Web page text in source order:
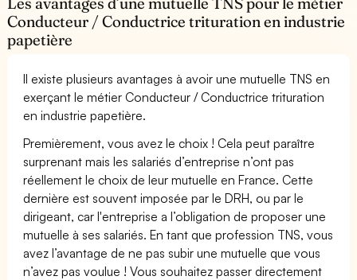
Conducteur / Conductrice trituration en industrie
papetière
Il existe plusieurs avantages à avoir une mutuelle TNS en
exerçant le métier Conducteur / Conductrice trituration
en industrie papetière.
Premièrement, vous avez le choix ! Cela peut paraître
surprenant mais les salariés d’entreprise n’ont pas
réellement le choix de leur mutuelle en France. Cette
dernière est souvent imposée par le DRH, ou par le
dirigeant, car l'entreprise a l’obligation de proposer une
mutuelle à ses salariés. En tant que profession TNS, vous
avez l’avantage de ne pas subir une mutuelle que vous
n’avez pas voulue ! Vous souhaitez passer directement